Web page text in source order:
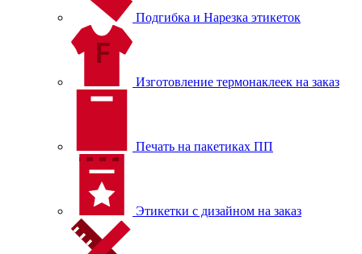
Подгибка и Нарезка этикеток
Изготовление термонаклеек на заказ
Печать на пакетиках ПП
Этикетки с дизайном на заказ